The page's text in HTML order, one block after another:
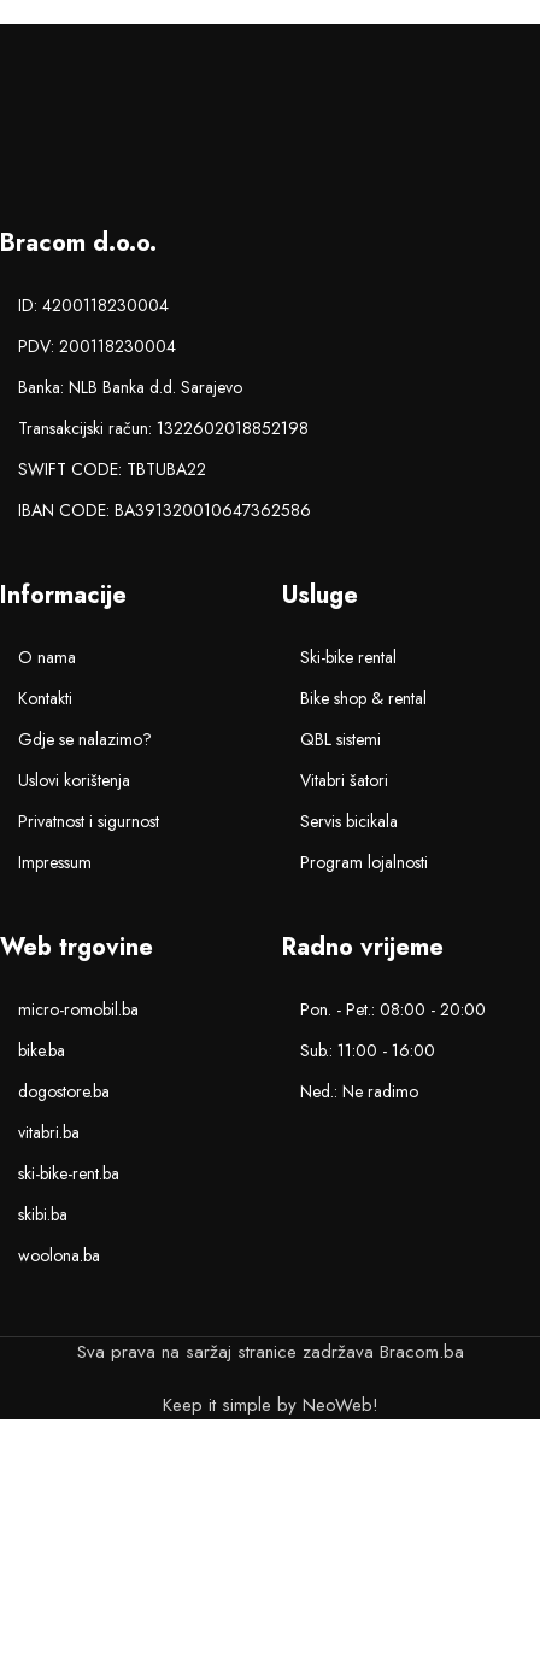
Bracom d.o.o.
ID: 4200118230004
PDV: 200118230004
Banka: NLB Banka d.d. Sarajevo
Transakcijski račun: 1322602018852198
SWIFT CODE: TBTUBA22
IBAN CODE: BA391320010647362586
Informacije
O nama
Kontakti
Gdje se nalazimo?
Uslovi korištenja
Privatnost i sigurnost
Impressum
Usluge
Ski-bike rental
Bike shop & rental
QBL sistemi
Vitabri šatori
Servis bicikala
Program lojalnosti
Web trgovine
micro-romobil.ba
bike.ba
dogostore.ba
vitabri.ba
ski-bike-rent.ba
skibi.ba
woolona.ba
Radno vrijeme
Pon. - Pet.: 08:00 - 20:00
Sub.: 11:00 - 16:00
Ned.: Ne radimo
Sva prava na saržaj stranice zadržava Bracom.ba
Keep it simple by NeoWeb!